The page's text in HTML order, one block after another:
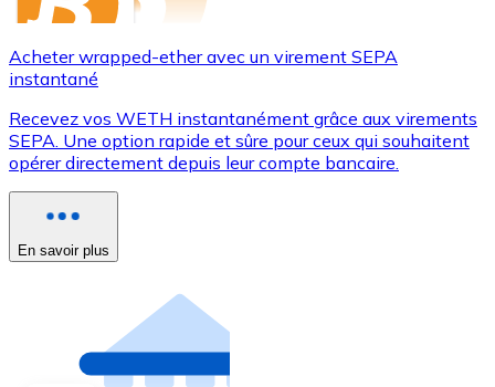
Acheter wrapped-ether avec un virement SEPA
instantané
Recevez vos WETH instantanément grâce aux virements
SEPA. Une option rapide et sûre pour ceux qui souhaitent
opérer directement depuis leur compte bancaire.
En savoir plus